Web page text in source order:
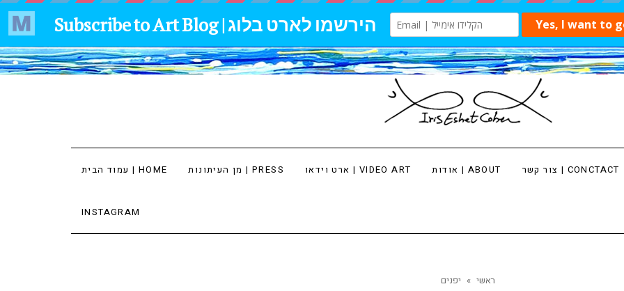
עמוד הבית | HOME מן העיתונות | PRESS ארט וידאו | VIDEO ART אודות | ABOUT צור קשר | CONCTACT
INSTAGRAM
ראשי » יפנים